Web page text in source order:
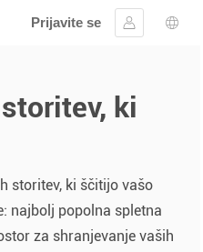
Prijavite se
Vpis
ki
storitev, ki ščitijo vašo
najbolj popolna spletna
za shranjevanje vaših